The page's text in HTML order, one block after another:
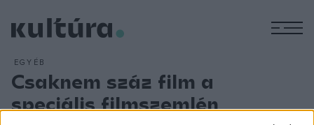
EGYÉB
Csaknem száz film a
speciális filmszemlén